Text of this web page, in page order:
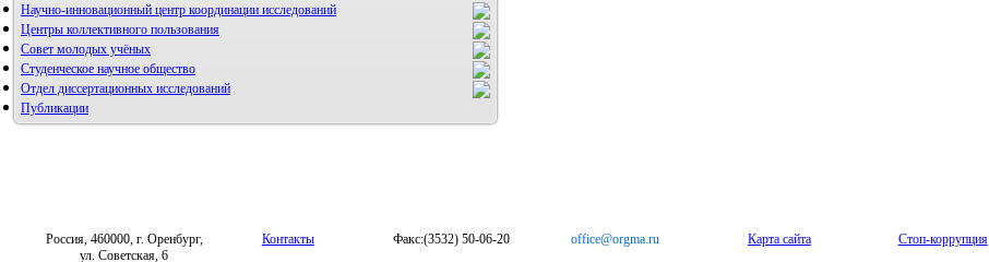
Научно-инновационный центр координации исследований
НИИ микрохирургии и клинической анатомии
Центры коллективного пользования
Совет молодых учёных
Студенческое научное общество
Отдел диссертационных исследований
Публикации
Россия, 460000, г. Оренбург,
ул. Советская, 6
Контакты Факс:(3532) 50-06-20 office@orgma.ru Карта сайта Стоп-коррупция